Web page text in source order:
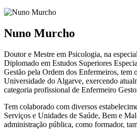
Nuno Murcho
Doutor e Mestre em Psicologia, na
Diplomado em Estudos Superiores
Gestão pela Ordem dos Enfermeiros, tem
Universidade do Algarve, exercendo
categoria profissional de Enfermeiro
Tem colaborado com diversos
Serviços e Unidades de Saúde, Bem e
administração pública, como formador,